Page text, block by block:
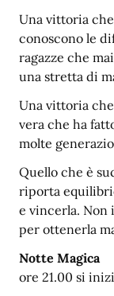
Una vittoria
conoscono le
ragazze che
una stretta di
Una vittoria
vera che ha
molte
Quello che è
riporta
e vincerla. Non
per ottenerla
Notte Magica
ore 21.00 si